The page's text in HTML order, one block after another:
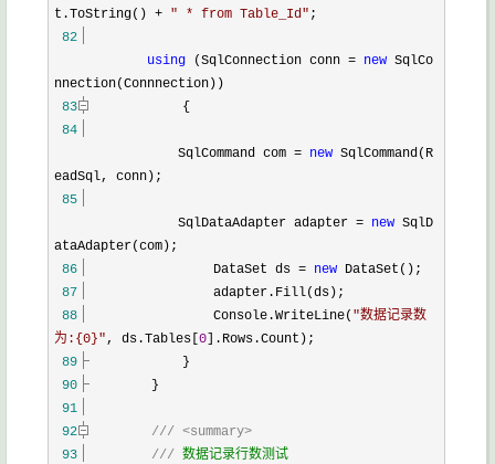
t.ToString() + " * from Table_Id" ;
82
using (SqlConnection conn = new SqlCo
nnection(Connnection))
83
{
84
SqlCommand com = new SqlCommand(R
eadSql, conn);
85
SqlDataAdapter adapter = new SqlD
ataAdapter(com);
86
DataSet ds = new DataSet();
87
adapter.Fill(ds);
88
Console.WriteLine( "数据记录数
为:{0}", ds.Tables[ 0 ].Rows.Count);
89
}
90
}
91
92
/// <summary>
93
/// 数据记录行数测试